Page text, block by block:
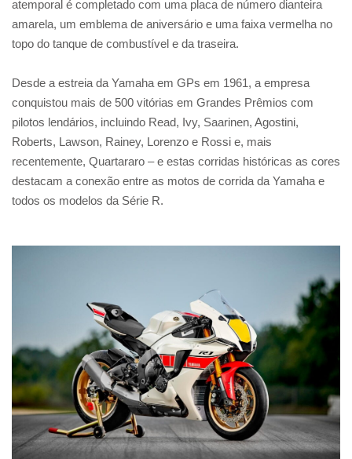
atemporal é completado com uma placa de número dianteira
amarela, um emblema de aniversário e uma faixa vermelha no
topo do tanque de combustível e da traseira.
Desde a estreia da Yamaha em GPs em 1961, a empresa
conquistou mais de 500 vitórias em Grandes Prêmios com
pilotos lendários, incluindo Read, Ivy, Saarinen, Agostini,
Roberts, Lawson, Rainey, Lorenzo e Rossi e, mais
recentemente, Quartararo – e estas corridas históricas as cores
destacam a conexão entre as motos de corrida da Yamaha e
todos os modelos da Série R.